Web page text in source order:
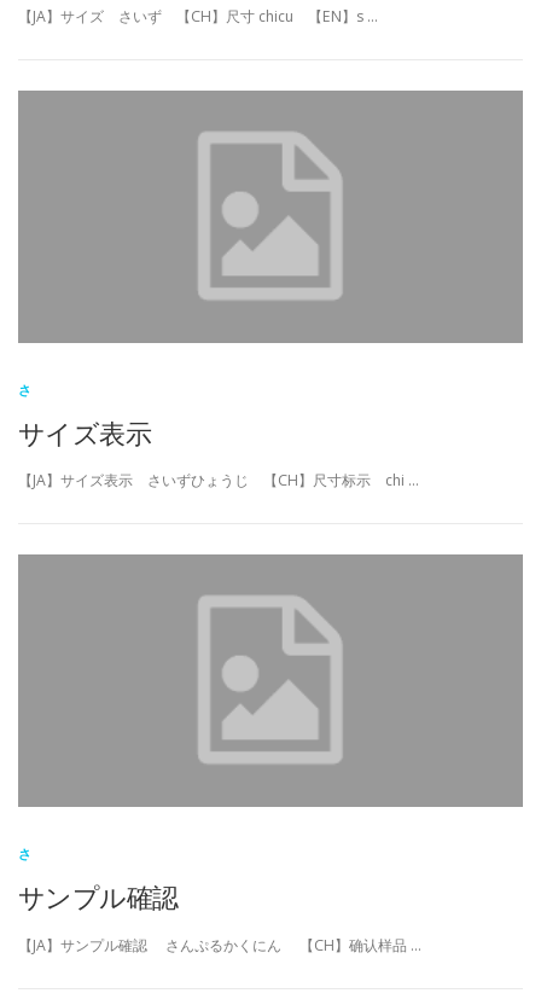
【JA】サイズ さいず 【CH】尺寸 chicu 【EN】s …
さ
サイズ表示
【JA】サイズ表示 さいずひょうじ 【CH】尺寸标示 chi …
さ
サンプル確認
【JA】サンプル確認 さんぷるかくにん 【CH】确认样品 …